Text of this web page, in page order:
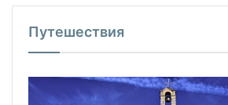
Путешествия